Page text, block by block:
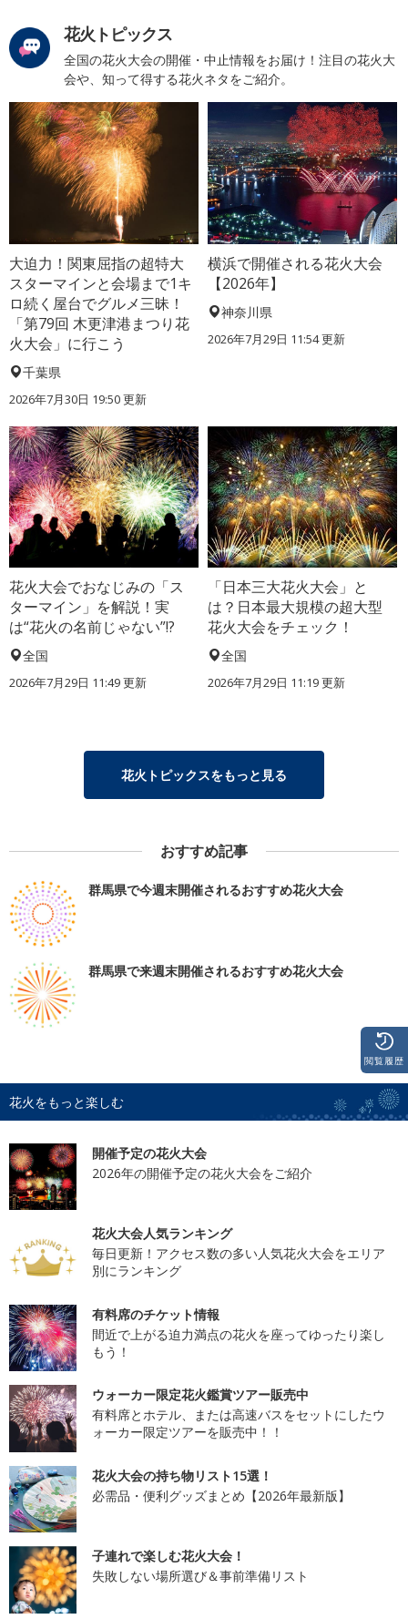
花火トピックス
全国の花火大会の開催・中止情報をお届け！注目の花火大
会や、知って得する花火ネタをご紹介。
大迫力！関東屈指の超特大
スターマインと会場まで1キ
ロ続く屋台でグルメ三昧！
「第79回 木更津港まつり花
火大会」に行こう
千葉県
2026年7月30日 19:50 更新
横浜で開催される花火大会
【2026年】
神奈川県
2026年7月29日 11:54 更新
花火大会でおなじみの「ス
ターマイン」を解説！実
は“花火の名前じゃない”!?
全国
2026年7月29日 11:49 更新
「日本三大花火大会」と
は？日本最大規模の超大型
花火大会をチェック！
全国
2026年7月29日 11:19 更新
花火トピックスをもっと見る
おすすめ記事
群馬県で今週末開催されるおすすめ花火大会
群馬県で来週末開催されるおすすめ花火大会
花火をもっと楽しむ
開催予定の花火大会
2026年の開催予定の花火大会をご紹介
花火大会人気ランキング
毎日更新！アクセス数の多い人気花火大会をエリア
別にランキング
有料席のチケット情報
間近で上がる迫力満点の花火を座ってゆったり楽し
もう！
ウォーカー限定花火鑑賞ツアー販売中
有料席とホテル、または高速バスをセットにしたウ
ォーカー限定ツアーを販売中！！
花火大会の持ち物リスト15選！
必需品・便利グッズまとめ【2026年最新版】
子連れで楽しむ花火大会！
失敗しない場所選び＆事前準備リスト
閲覧履歴